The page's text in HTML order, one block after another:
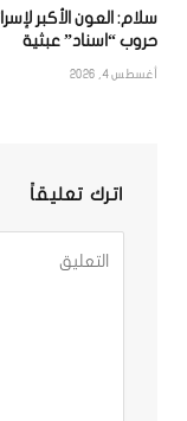
سلام: العون الأكبر
حروب “اسناد” عبثية
أغسطس 4, 2026
اترك تعليقاً